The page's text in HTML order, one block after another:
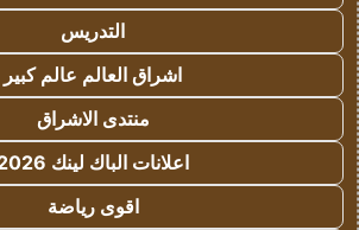
التدريس
اشراق العالم عالم كبير
منتدى الاشراق
اعلانات الباك لينك 2026
اقوى رياضة